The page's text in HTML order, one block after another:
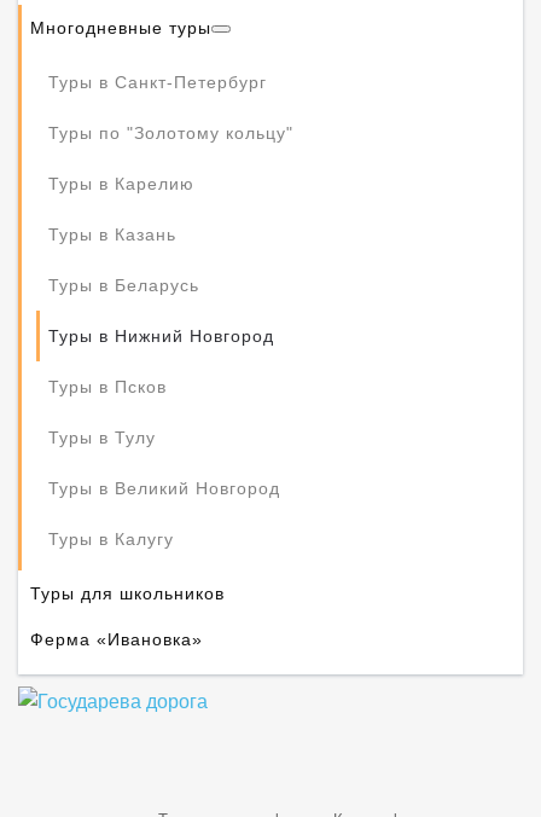
Многодневные туры
Туры в Санкт-Петербург
Туры по "Золотому кольцу"
Туры в Карелию
Туры в Казань
Туры в Беларусь
Туры в Нижний Новгород
Туры в Псков
Туры в Тулу
Туры в Великий Новгород
Туры в Калугу
Туры для школьников
Ферма «Ивановка»